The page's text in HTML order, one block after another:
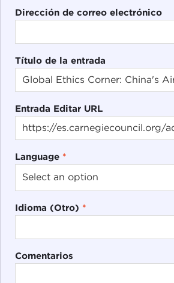
Dirección de correo electrónico
Título de la entrada
Entrada Editar URL
Language *
Idioma (Otro) *
Comentarios